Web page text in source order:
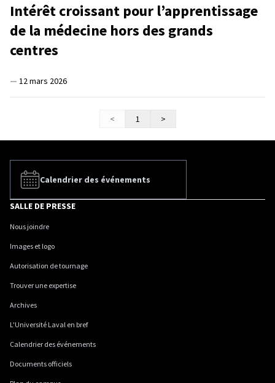
Intérêt croissant pour l’apprentissage
de la médecine hors des grands
centres
— 12 mars 2026
< 1 >
Calendrier des événements
SALLE DE PRESSE
Nous joindre
Images et logo
Autorisation de tournage
Trouver une expertise
Archives
L'Université Laval en bref
Calendrier des événements
Documents officiels